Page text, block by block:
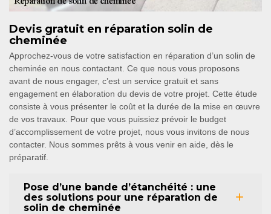
Devis gratuit en réparation solin de
cheminée
Approchez-vous de votre satisfaction en réparation d’un solin de
cheminée en nous contactant. Ce que nous vous proposons
avant de nous engager, c’est un service gratuit et sans
engagement en élaboration du devis de votre projet. Cette étude
consiste à vous présenter le coût et la durée de la mise en œuvre
de vos travaux. Pour que vous puissiez prévoir le budget
d’accomplissement de votre projet, nous vous invitons de nous
contacter. Nous sommes prêts à vous venir en aide, dès le
préparatif.
Pose d’une bande d’étanchéité : une
des solutions pour une réparation de
solin de cheminée